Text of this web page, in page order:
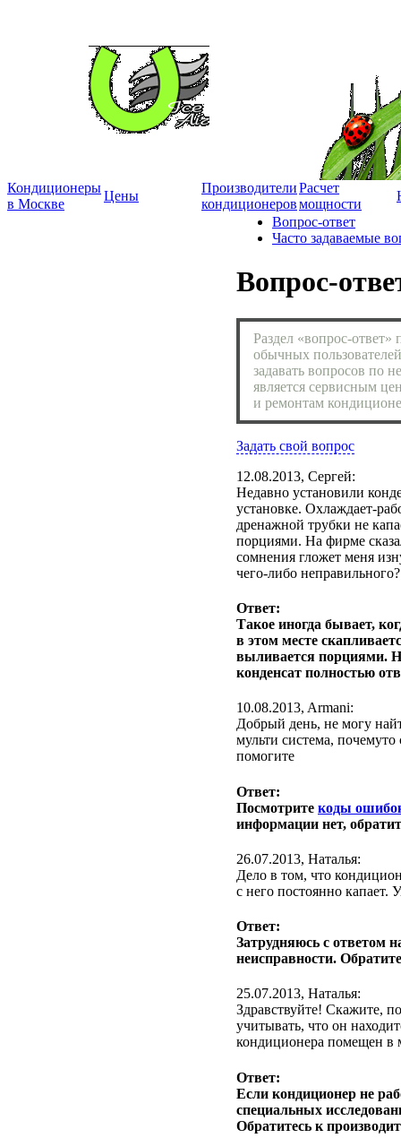
Кондиционеры
в Москве
Цены
Производители
кондиционеров
Расчет
мощности
Вопрос-ответ
Часто задаваемые
Вопрос-
Раздел «вопрос-
обычных
задавать вопросов по
является сервисным
и ремонтам
Задать свой вопрос
12.08.2013, Сергей:
Недавно установили
установке. Охлаждает-
дренажной трубки не
порциями. На фирме
сомнения гложет меня
чего-либо
Ответ:
Такое иногда бывает,
в этом месте
выливается порциями.
конденсат полностью
10.08.2013, Armani:
Добрый день, не могу
мульти система, почемуто
помогите
Ответ:
Посмотрите коды
информации нет,
26.07.2013, Наталья:
Дело в том, что
с него постоянно капает.
Ответ:
Затрудняюсь с ответом
неисправности.
25.07.2013, Наталья:
Здравствуйте! Скажите,
учитывать, что он
кондиционера помещен в
Ответ:
Если кондиционер не
специальных
Обратитесь к